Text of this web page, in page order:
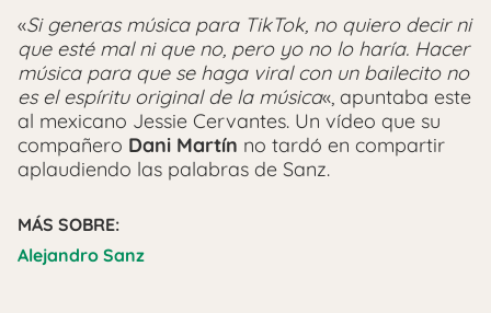
«Si generas música para TikTok, no quiero decir ni
que esté mal ni que no, pero yo no lo haría. Hacer
música para que se haga viral con un bailecito no
es el espíritu original de la música«, apuntaba este
al mexicano Jessie Cervantes. Un vídeo que su
compañero Dani Martín no tardó en compartir
aplaudiendo las palabras de Sanz.
MÁS SOBRE:
Alejandro Sanz